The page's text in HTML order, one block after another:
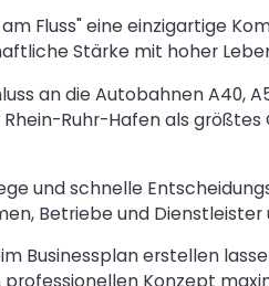
Fluss" eine einzigartige
Stärke mit hoher
an die Autobahnen A40,
Ruhr-Hafen als
und schnelle
Betriebe und
Businessplan erstellen